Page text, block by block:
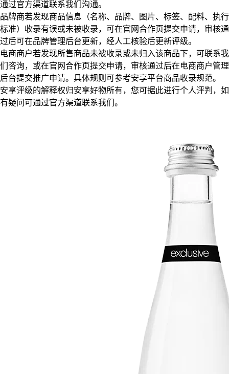
通过官方渠道联系我们沟通。
品牌商若发现商品信息（名称、品牌、图片、标签、配料、执行
标准）收录有误或未被收录，可在官网合作页提交申请，审核通
过后可在品牌管理后台更新，经人工核验后更新评级。
电商商户若发现所售商品未被收录或未归入该商品下，可联系我
们咨询，或在官网合作页提交申请，审核通过后在电商商户管理
后台提交推广申请。具体规则可参考安享平台商品收录规范。
安享评级的解释权归安享好物所有，您可据此进行个人评判，如
有疑问可通过官方渠道联系我们。